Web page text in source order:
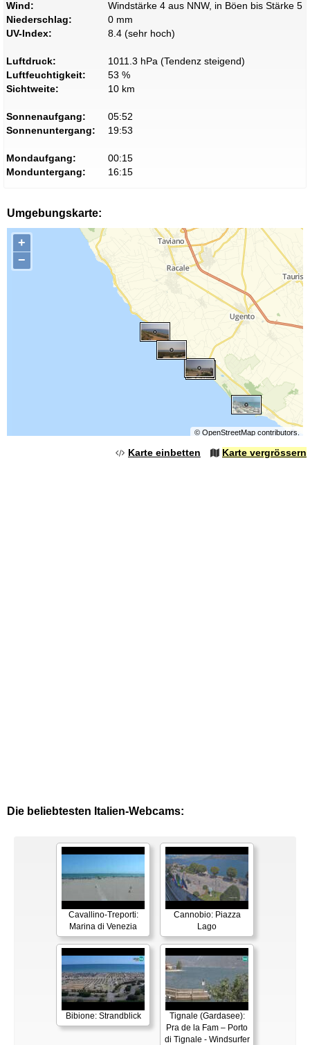
Wind:
Windstärke 4 aus NNW, in Böen bis Stärke 5
Niederschlag:
0 mm
UV-Index:
8.4 (sehr hoch)
Luftdruck:
1011.3 hPa (Tendenz steigend)
Luftfeuchtigkeit:
53 %
Sichtweite:
10 km
Sonnenaufgang:
05:52
Sonnenuntergang:
19:53
Mondaufgang:
00:15
Monduntergang:
16:15
Umgebungskarte:
+
−
© OpenStreetMapcontributors.
Karte einbetten Karte vergrössern
Die beliebtesten Italien-Webcams:
Cavallino-Treporti:
Marina di Venezia
Cannobio: Piazza
Lago
Bibione: Strandblick
Tignale (Gardasee):
Pra de la Fam – Porto
di Tignale - Windsurfer